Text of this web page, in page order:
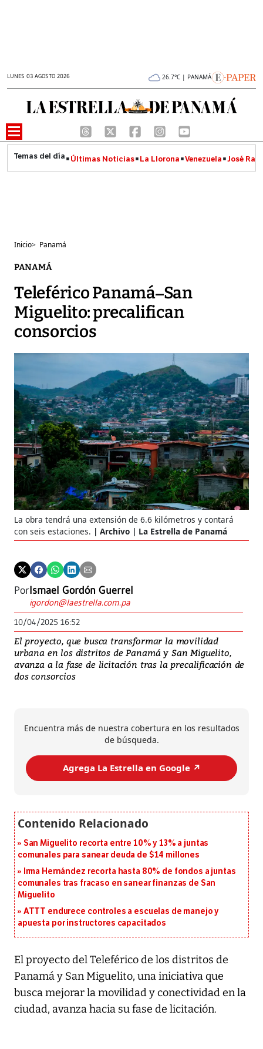
LUNES 03 AGOSTO 2026 26.7°C | PANAMÁ
Últimas Noticias La Llorona Venezuela José
Inicio> Panamá
PANAMÁ
Teleférico Panamá–San
Miguelito: precalifican
consorcios
La obra tendrá una extensión de 6.6 kilómetros y contará
con seis estaciones.
Archivo | La Estrella de Panamá
PorIsmael Gordón Guerrel
igordon@laestrella.com.pa
10/04/2025 16:52
El proyecto, que busca transformar la movilidad
urbana en los distritos de Panamá y San Miguelito,
avanza a la fase de licitación tras la precalificación de
dos consorcios
Encuentra más de nuestra cobertura en los resultados
de búsqueda.
Agrega La Estrella en Google ↗️
San Miguelito recorta entre 10% y 13% a juntas
comunales para sanear deuda de $14 millones
Irma Hernández recorta hasta 80% de fondos a juntas
comunales tras fracaso en sanear finanzas de San
Miguelito
ATTT endurece controles a escuelas de manejo y
apuesta por instructores capacitados
El proyecto del Teleférico de los distritos de
Panamá y San Miguelito, una iniciativa que
busca mejorar la movilidad y conectividad en la
ciudad, avanza hacia su fase de licitación.